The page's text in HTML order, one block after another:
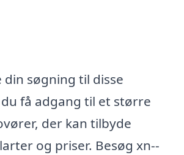
din søgning til disse
få adgang til et større
der kan tilbyde
og priser. Besøg xn--